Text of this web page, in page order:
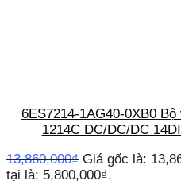
6ES7214-1AG40-0XB0
1214C DC/DC/DC
13,860,000₫ Giá gốc là:
tại là: 5,800,000₫.